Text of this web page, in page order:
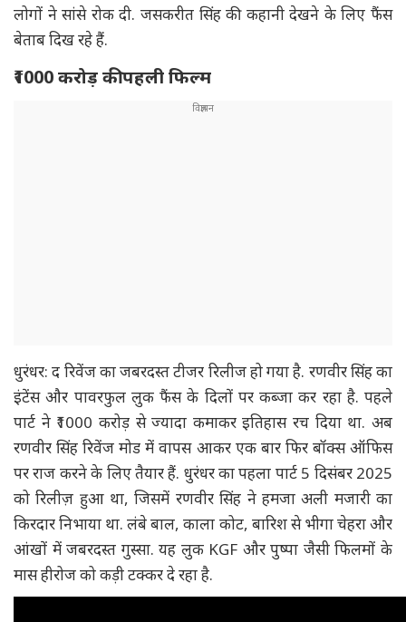
लोगों ने सांसे रोक दी. जसकरीत सिंह की कहानी देखने के लिए फैंस
बेताब दिख रहे हैं.
₹1000 करोड़ की पहली फिल्म
धुरंधर: द रिवेंज का जबरदस्त टीजर रिलीज हो गया है. रणवीर सिंह का
इंटेंस और पावरफुल लुक फैंस के दिलों पर कब्जा कर रहा है. पहले
पार्ट ने ₹1000 करोड़ से ज्यादा कमाकर इतिहास रच दिया था. अब
रणवीर सिंह रिवेंज मोड में वापस आकर एक बार फिर बॉक्स ऑफिस
पर राज करने के लिए तैयार हैं. धुरंधर का पहला पार्ट 5 दिसंबर 2025
को रिलीज़ हुआ था, जिसमें रणवीर सिंह ने हमजा अली मजारी का
किरदार निभाया था. लंबे बाल, काला कोट, बारिश से भीगा चेहरा और
आंखों में जबरदस्त गुस्सा. यह लुक KGF और पुष्पा जैसी फिलमों के
मास हीरोज को कड़ी टक्कर दे रहा है.